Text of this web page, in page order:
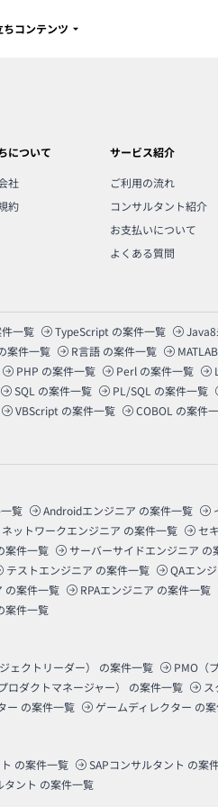
ちコンテンツ
について
社
約
サービス紹介
ご利用の流れ
コンサルタント紹介
お支払いについて
よくある質問
一覧 TypeScript の案件一覧
案件一覧 R言語 の案件一覧 MATLAB
PHP の案件一覧 Perl の案件一覧
SQL の案件一覧 PL/SQL の案件一覧
VBScript の案件一覧 COBOL の案件
覧 Androidエンジニア の案件一覧
ネットワークエンジニア の案件一覧 セ
案件一覧 サーバーサイドエンジニア の
テストエンジニア の案件一覧 QAエン
の案件一覧 RPAエンジニア の案件一覧
案件一覧
ェクトリーダー） の案件一覧 PMO（
ロダクトマネージャー） の案件一覧
ー の案件一覧 ゲームディレクター の
の案件一覧 SAPコンサルタント の案
タント の案件一覧